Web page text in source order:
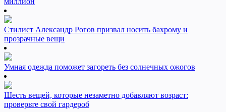
Стилист Александр Рогов призвал носить бахрому и
прозрачные вещи
Умная одежда поможет загореть без солнечных ожогов
Шесть вещей, которые незаметно добавляют возраст:
проверьте свой гардероб